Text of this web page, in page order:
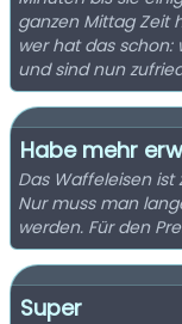
ganzen Mittag Zeit
wer hat das
und sind nun
Habe mehr
Das Waffeleisen
Nur muss man
werden. Für den
Super